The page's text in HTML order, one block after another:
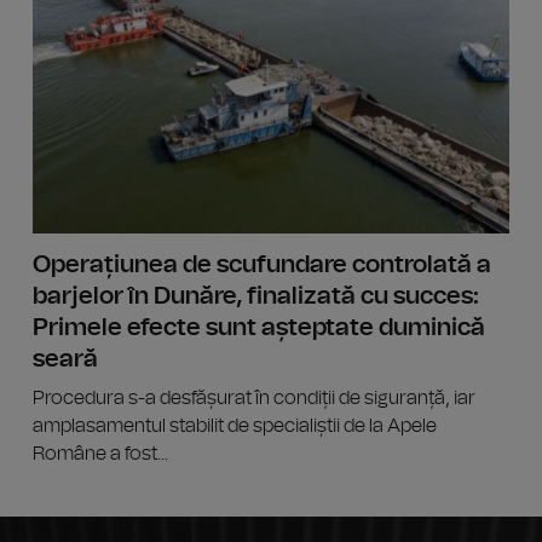
Operațiunea de scufundare controlată a
barjelor în Dunăre, finalizată cu succes:
Primele efecte sunt așteptate duminică
seară
Procedura s-a desfășurat în condiții de siguranță, iar
amplasamentul stabilit de specialiștii de la Apele
Române a fost...